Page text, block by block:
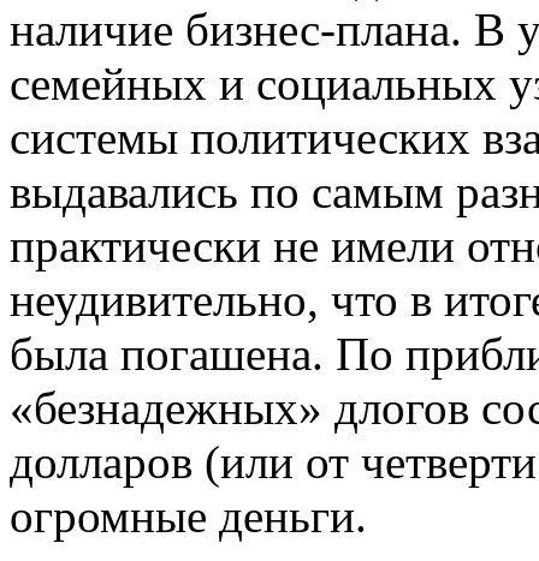
наличие бизнес-плана. В
семейных и социальных
системы политических
выдавались по самым
практически не имели
неудивительно, что в
была погашена. По
«безнадежных» длогов
долларов (или от
огромные деньги.